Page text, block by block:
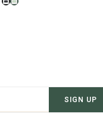
SIGN UP